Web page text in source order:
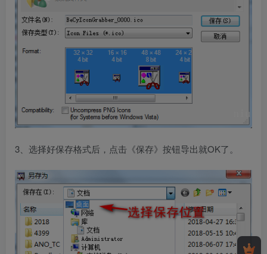
3、选择好保存格式后，点击《保存》按钮导出就OK了。